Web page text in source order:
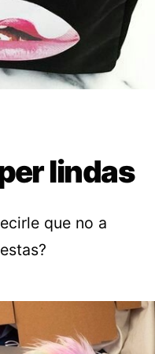
lindas
que no a